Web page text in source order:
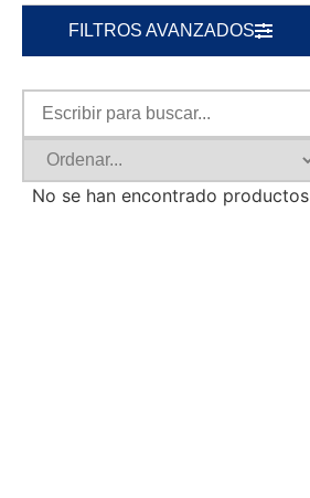
FILTROS AVANZADOS
No se han encontrado productos